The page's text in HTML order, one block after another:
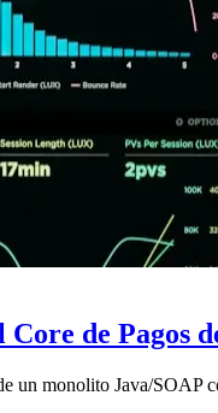
de Pagos
monolito Java/